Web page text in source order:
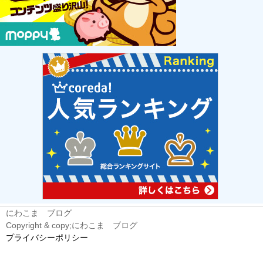
にわこま ブログ
Copyright & copy;にわこま ブログ
プライバシーポリシー